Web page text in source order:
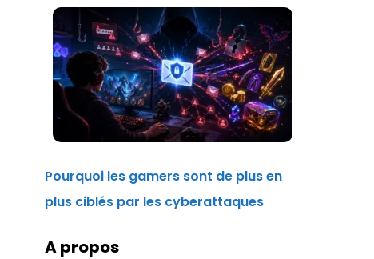
Pourquoi les gamers sont de plus en
plus ciblés par les cyberattaques
A propos